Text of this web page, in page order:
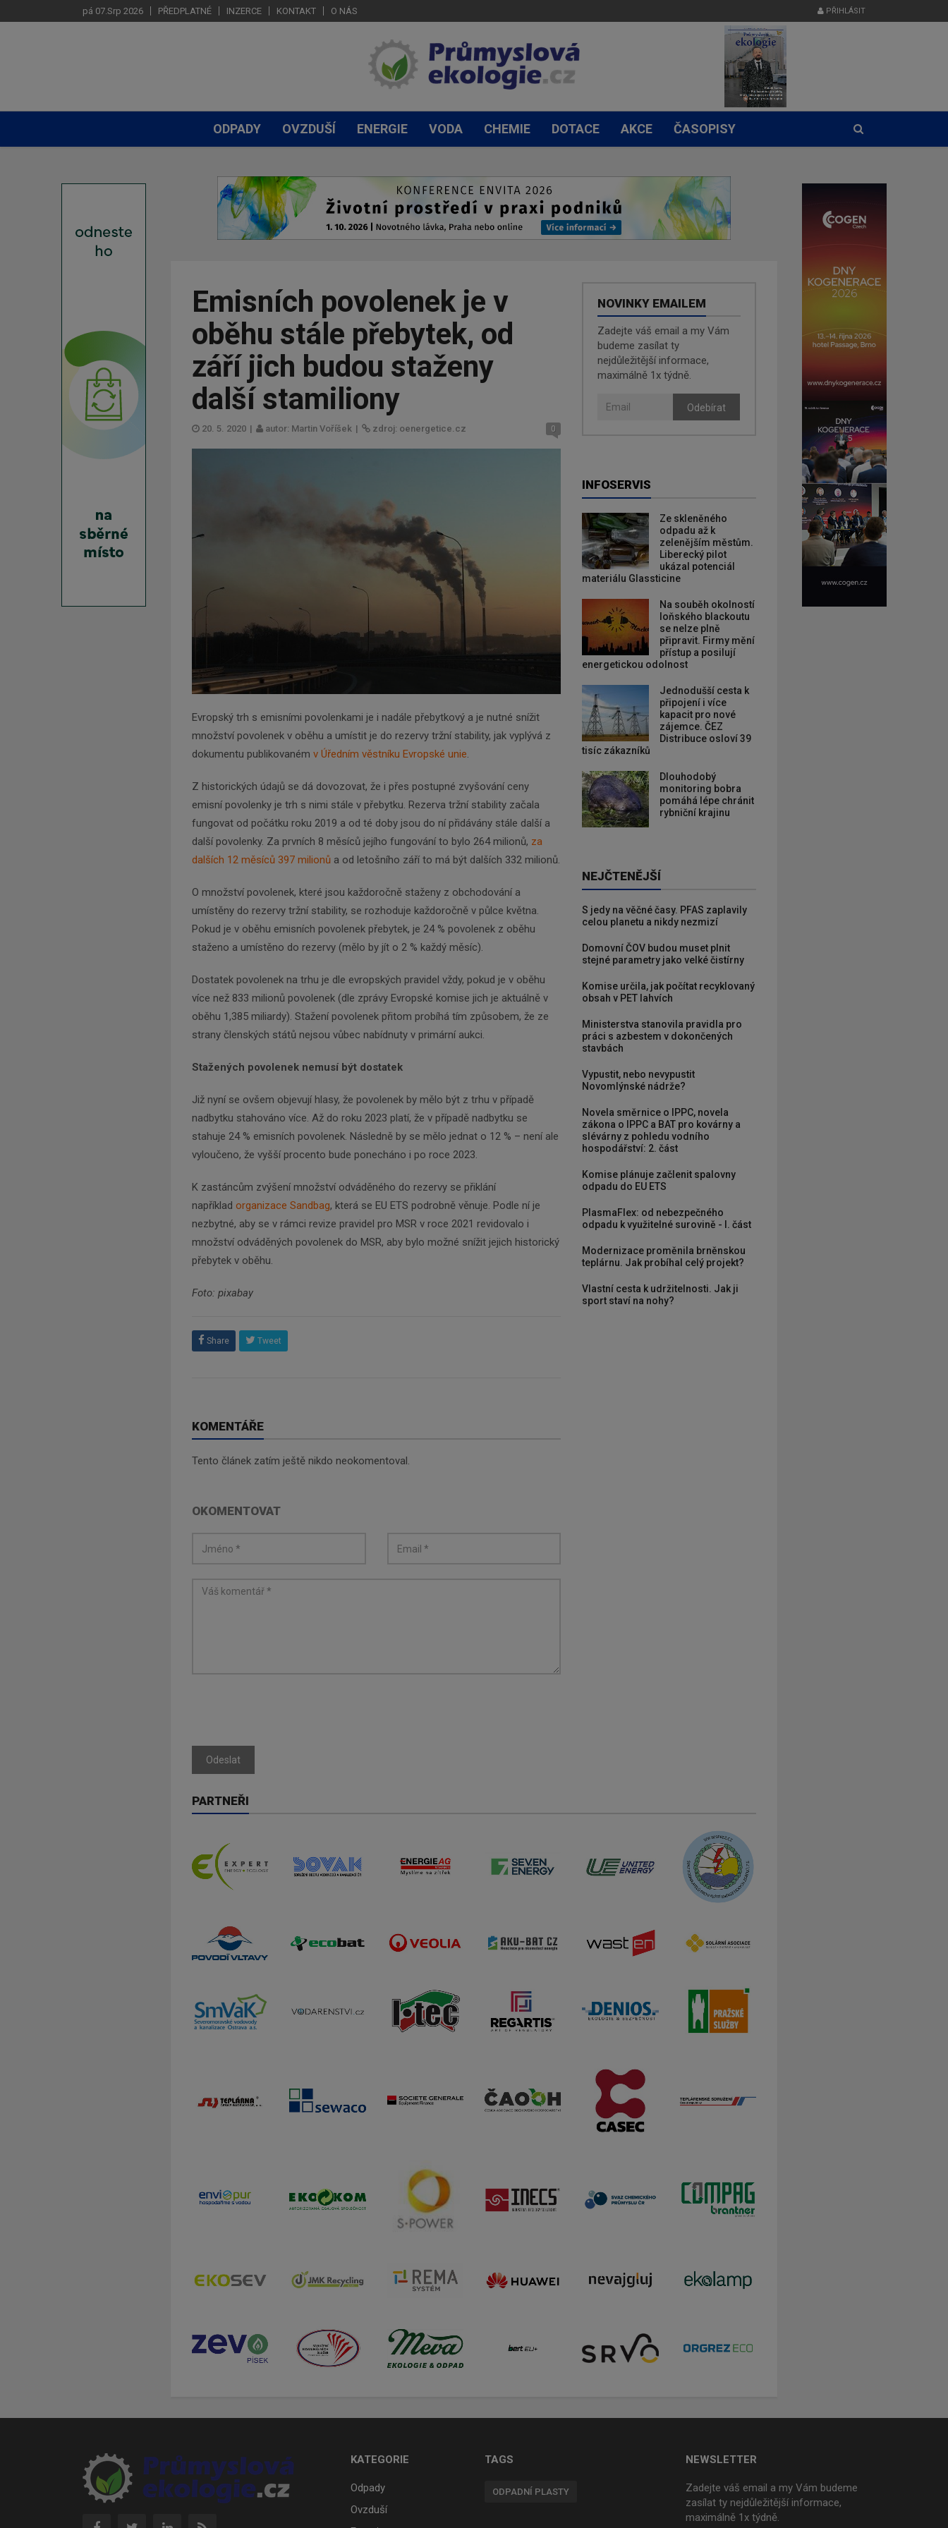
pá 07.Srp 2026 PŘEDPLATNÉ INZERCE KONTAKT O NÁS PŘIHLÁSIT
ODPADY OVZDUŠÍ ENERGIE VODA CHEMIE DOTACE AKCE ČASOPISY
Emisních povolenek je v
oběhu stále přebytek, od
září jich budou staženy
další stamiliony
20. 5. 2020 | autor: Martin Voříšek | zdroj: oenergetice.cz 0
Evropský trh s emisními povolenkami je i nadále přebytkový a je nutné snížit
množství povolenek v oběhu a umístit je do rezervy tržní stability, jak vyplývá z
dokumentu publikovaném v Úředním věstníku Evropské unie.
Z historických údajů se dá dovozovat, že i přes postupné zvyšování ceny
emisní povolenky je trh s nimi stále v přebytku. Rezerva tržní stability začala
fungovat od počátku roku 2019 a od té doby jsou do ní přidávány stále další a
další povolenky. Za prvních 8 měsíců jejího fungování to bylo 264 milionů, za
dalších 12 měsíců 397 milionů a od letošního září to má být dalších 332 milionů.
O množství povolenek, které jsou každoročně staženy z obchodování a
umístěny do rezervy tržní stability, se rozhoduje každoročně v půlce května.
Pokud je v oběhu emisních povolenek přebytek, je 24 % povolenek z oběhu
staženo a umístěno do rezervy (mělo by jít o 2 % každý měsíc).
Dostatek povolenek na trhu je dle evropských pravidel vždy, pokud je v oběhu
více než 833 milionů povolenek (dle zprávy Evropské komise jich je aktuálně v
oběhu 1,385 miliardy). Stažení povolenek přitom probíhá tím způsobem, že ze
strany členských států nejsou vůbec nabídnuty v primární aukci.
Stažených povolenek nemusí být dostatek
Již nyní se ovšem objevují hlasy, že povolenek by mělo být z trhu v případě
nadbytku stahováno více. Až do roku 2023 platí, že v případě nadbytku se
stahuje 24 % emisních povolenek. Následně by se mělo jednat o 12 % – není ale
vyloučeno, že vyšší procento bude ponecháno i po roce 2023.
K zastáncům zvýšení množství odváděného do rezervy se přiklání
například organizace Sandbag, která se EU ETS podrobně věnuje. Podle ní je
nezbytné, aby se v rámci revize pravidel pro MSR v roce 2021 revidovalo i
množství odváděných povolenek do MSR, aby bylo možné snížit jejich historický
přebytek v oběhu.
Foto: pixabay
Share Tweet
KOMENTÁŘE
Tento článek zatím ještě nikdo neokomentoval.
OKOMENTOVAT
Odeslat
NOVINKY EMAILEM
Zadejte váš email a my Vám
budeme zasílat ty
nejdůležitější informace,
maximálně 1x týdně.
Odebírat
INFOSERVIS
Ze skleněného
odpadu až k
zelenějším městům.
Liberecký pilot
ukázal potenciál
materiálu Glassticine
Na souběh okolností
loňského blackoutu
se nelze plně
připravit. Firmy mění
přístup a posilují
energetickou odolnost
Jednodušší cesta k
připojení i více
kapacit pro nové
zájemce. ČEZ
Distribuce osloví 39
tisíc zákazníků
Dlouhodobý
monitoring bobra
pomáhá lépe chránit
rybniční krajinu
NEJČTENĚJŠÍ
S jedy na věčné časy. PFAS zaplavily
celou planetu a nikdy nezmizí
Domovní ČOV budou muset plnit
stejné parametry jako velké čistírny
Komise určila, jak počítat recyklovaný
obsah v PET lahvích
Ministerstva stanovila pravidla pro
práci s azbestem v dokončených
stavbách
Vypustit, nebo nevypustit
Novomlýnské nádrže?
Novela směrnice o IPPC, novela
zákona o IPPC a BAT pro kovárny a
slévárny z pohledu vodního
hospodářství: 2. část
Komise plánuje začlenit spalovny
odpadu do EU ETS
PlasmaFlex: od nebezpečného
odpadu k využitelné surovině - I. část
Modernizace proměnila brněnskou
teplárnu. Jak probíhal celý projekt?
Vlastní cesta k udržitelnosti. Jak ji
sport staví na nohy?
PARTNEŘI
KATEGORIE
Odpady
Ovzduší
TAGS
ODPADNÍ PLASTY
NEWSLETTER
Zadejte váš email a my Vám budeme
zasílat ty nejdůležitější informace,
maximálně 1x týdně.